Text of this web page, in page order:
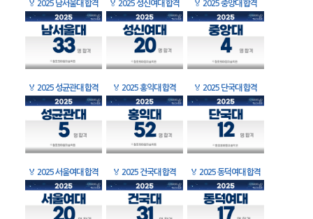
🏅 2025 남서울대 합격 🏅 2025 성신여대 합격 🏅 2025 중앙대 합격
🏅 2025 성균관대 합격 🏅 2025 홍익대 합격 🏅 2025 단국대 합격
🏅 2025 서울여대 합격 🏅 2025 건국대 합격 🏅 2025 동덕여대 합격